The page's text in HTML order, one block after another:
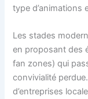
type d’animations
Les stades
en proposant des
fan zones) qui
convivialité
d’entreprises